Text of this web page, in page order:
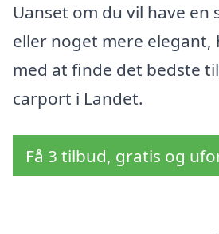
Uanset om du vil have en
eller noget mere
med at finde det bedste
carport i Landet.
Få 3 tilbud, gratis og